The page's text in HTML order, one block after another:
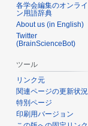
各学会編集のオンライ
ン用語辞典
About us (in English)
Twitter
(BrainScienceBot)
ツール
リンク元
関連ページの更新状況
特別ページ
印刷用バージョン